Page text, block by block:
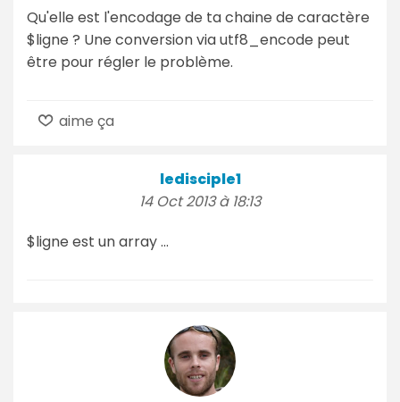
Qu'elle est l'encodage de ta chaine de caractère
$ligne ? Une conversion via utf8_encode peut
être pour régler le problème.
aime ça
ledisciple1
14 Oct 2013 à 18:13
$ligne est un array ...